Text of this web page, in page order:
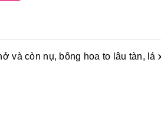
và còn nụ, bông hoa to lâu tàn, lá